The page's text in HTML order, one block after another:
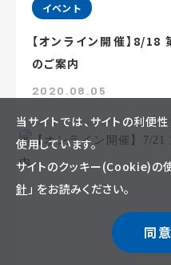
イベント
【オンライン開催】8/
のご案内
2020.08.05
当サイトでは、サイトの利便
使用しています。
サイトのクッキー(Cookie)の
針」 をお読みください。
同